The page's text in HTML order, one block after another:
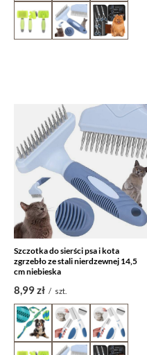
Szczotka do sierści psa i kota
zgrzebło ze stali nierdzewnej 14,5
cm niebieska
8,99 zł / szt.